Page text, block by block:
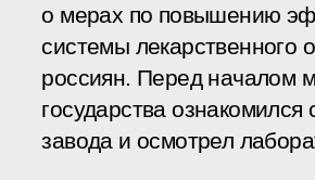
о мерах по повышению
системы лекарственного
россиян. Перед началом
государства
завода и осмотрел